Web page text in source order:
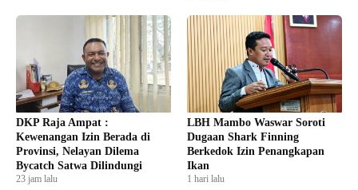
DKP Raja Ampat :
Kewenangan Izin Berada di
Provinsi, Nelayan Dilema
Bycatch Satwa Dilindungi
23 jam lalu
LBH Mambo Waswar Soroti
Dugaan Shark Finning
Berkedok Izin Penangkapan
Ikan
1 hari lalu